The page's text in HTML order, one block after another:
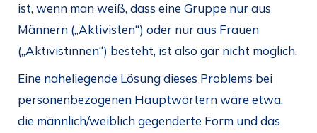
ist, wenn man weiß, dass eine Gruppe nur aus
Männern („Aktivisten“) oder nur aus Frauen
(„Aktivistinnen“) besteht, ist also gar nicht möglich.
Eine naheliegende Lösung dieses Problems bei
personenbezogenen Hauptwörtern wäre etwa,
die männlich/weiblich gegenderte Form und das